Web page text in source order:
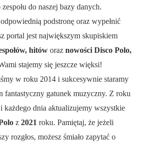
do naszej bazy danych.
podstronę oraz wypełnić
portal jest największym skupiskiem
hitów oraz nowości Disco Polo,
stajemy się jeszcze więksi!
w roku 2014 i sukcesywnie staramy
fantastyczny gatunek muzyczny. Z roku
każdego dnia aktualizujemy wszystkie
z 2021 roku. Pamiętaj, że jeżeli
rozgłos, możesz śmiało zapytać o